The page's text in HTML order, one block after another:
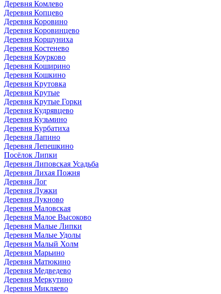
Деревня Комлево
Деревня Копцево
Деревня Коровино
Деревня Коровинцево
Деревня Коршуниха
Деревня Костенево
Деревня Коурково
Деревня Коширино
Деревня Кошкино
Деревня Крутовка
Деревня Крутые
Деревня Крутые Горки
Деревня Кудрявцево
Деревня Кузьмино
Деревня Курбатиха
Деревня Лапино
Деревня Лепешкино
Посёлок Липки
Деревня Липовская Усадьба
Деревня Лихая Пожня
Деревня Лог
Деревня Лужки
Деревня Лукново
Деревня Маловская
Деревня Малое Высоково
Деревня Малые Липки
Деревня Малые Удолы
Деревня Малый Холм
Деревня Марьино
Деревня Матюкино
Деревня Медведево
Деревня Меркутино
Деревня Микляево